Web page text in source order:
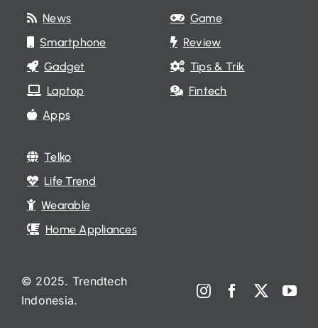
News
Smartphone
Gadget
Laptop
Apps
Game
Review
Tips & Trik
Fintech
Telko
Life Trend
Wearable
Home Appliances
© 2025. Trendtech
Indonesia.